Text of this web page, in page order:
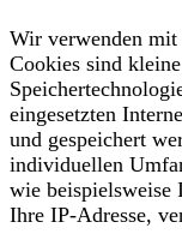
Wir verwenden mit
Cookies sind
eingesetzten
und gespeichert
individuellen
wie beispielsweise
Ihre IP-Adresse,